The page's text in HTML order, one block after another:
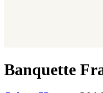
Banquette